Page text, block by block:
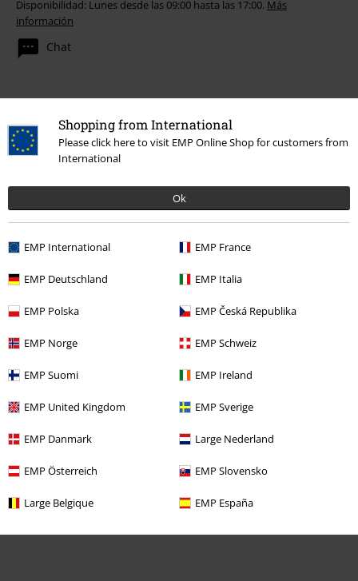
Shopping from International
Please click here to visit EMP Online Shop for customers from
International
Ok
EMP International EMP France
EMP Deutschland EMP Italia
EMP Polska EMP Česká Republika
EMP Norge EMP Schweiz
EMP Suomi EMP Ireland
EMP United Kingdom EMP Sverige
EMP Danmark Large Nederland
EMP Österreich EMP Slovensko
Large Belgique EMP España
Disponibilidad: Lunes desde las 09:00 hasta las 17:00. Más
información
Chat
Servicio Atención al Cliente
Ayuda (FAQ)
Política de Devolución
Devolver un artículo
Información de tallas generales
Cancelar mi membresía BSC
Métodos de pago